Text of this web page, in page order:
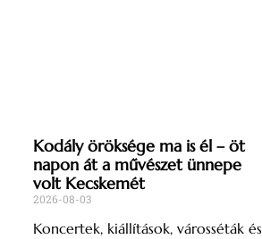
Kodály öröksége ma is él – öt
napon át a művészet ünnepe
volt Kecskemét
2026-08-03
Koncertek, kiállítások, városséták és